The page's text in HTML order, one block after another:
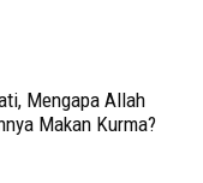
Mengapa Allah
Makan Kurma?